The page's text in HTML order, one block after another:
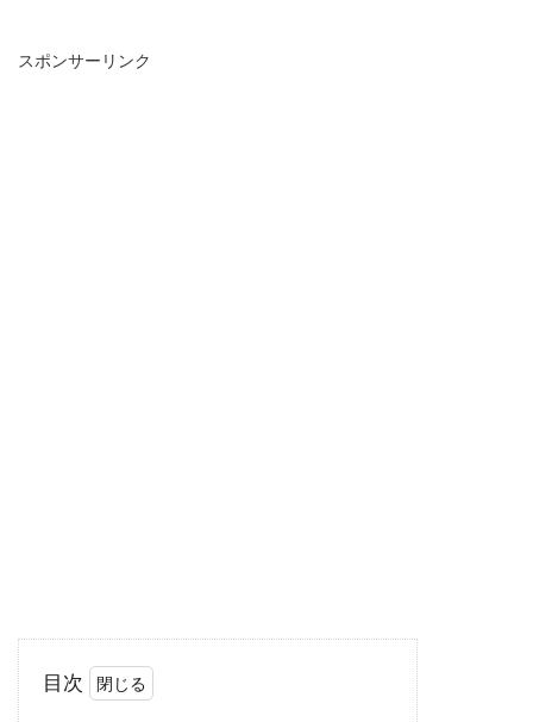
塩を入れるのはなぜなの？
体に良い玄米ですが、その炊き方は白米に比べ
スポンサーリンク
目次